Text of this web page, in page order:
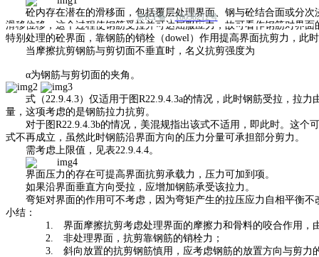
砼内存在潜在的滑移面，包括覆层处理界面、钢与砼结合面或分次
滑移位移，这个过程使钢筋受拉并可达屈服应力，故可看作钢筋对界面
特别处理的砼界面，靠钢筋的销栓 （dowel ）作用提高界面抗剪力，此
当 摩擦抗剪钢筋与剪切面不垂直时， 名义抗剪强度为
α为钢筋与剪切面的夹角。
式（ 22.9.4.3）仅适用于图 R22.9.4.3a的情况 ，此时钢筋受拉，拉力
量 ， 这项考虑的是钢筋拉力抗剪。
对于图 R22.9.4.3b的情况， 美混规指出该式不适用， 即此时。这个
式不再成立，虽然此时钢筋沿界面方向的压力分量可承担部分剪力。
需考虑上限值，见表22.9.4.4。
界面压力的存在可提高界面抗剪承载力 ，压力可加到 项。
如果沿界面垂直方向受拉，应增加钢筋承受该拉力。
弯矩对界面的作用可不考虑，因为弯矩产生的拉压应力自相平衡不
小结：
1.
界面摩擦抗剪考虑处理界面的摩擦力和骨料的咬合作用，
2.
非处理界面， 抗剪靠钢筋的销栓力；
3.
斜向放置的抗剪钢筋慎用，应考虑钢筋的放置方向与剪力
京ICP备：18058212号